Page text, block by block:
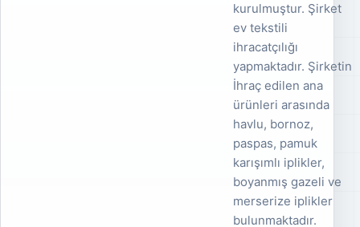
kurulmuştur. Şirket
ev tekstili
ihracatçılığı
yapmaktadır. Şirketin
İhraç edilen ana
ürünleri arasında
havlu, bornoz,
paspas, pamuk
karışımlı iplikler,
boyanmış gazeli ve
merserize iplikler
bulunmaktadır.